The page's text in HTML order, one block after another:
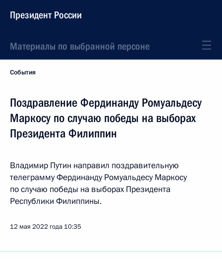
Президент России
Материалы по выбранной персоне
События
Поздравление Фердинанду Ромуальдесу
Маркосу по случаю победы на выборах
Президента Филиппин
Владимир Путин направил поздравительную
телеграмму Фердинанду Ромуальдесу Маркосу
по случаю победы на выборах Президента
Республики Филиппины.
12 мая 2022 года 10:35